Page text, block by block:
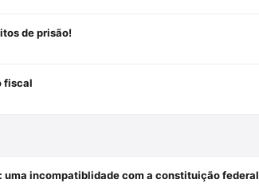
de prisão!
fiscal
uma incompatiblidade com a constituição federal